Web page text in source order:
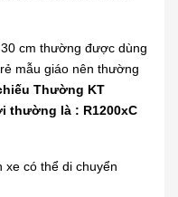
cm thường được dùng
mẫu giáo nên thường
Thường KT
thường là : R1200xC
có thể di chuyển